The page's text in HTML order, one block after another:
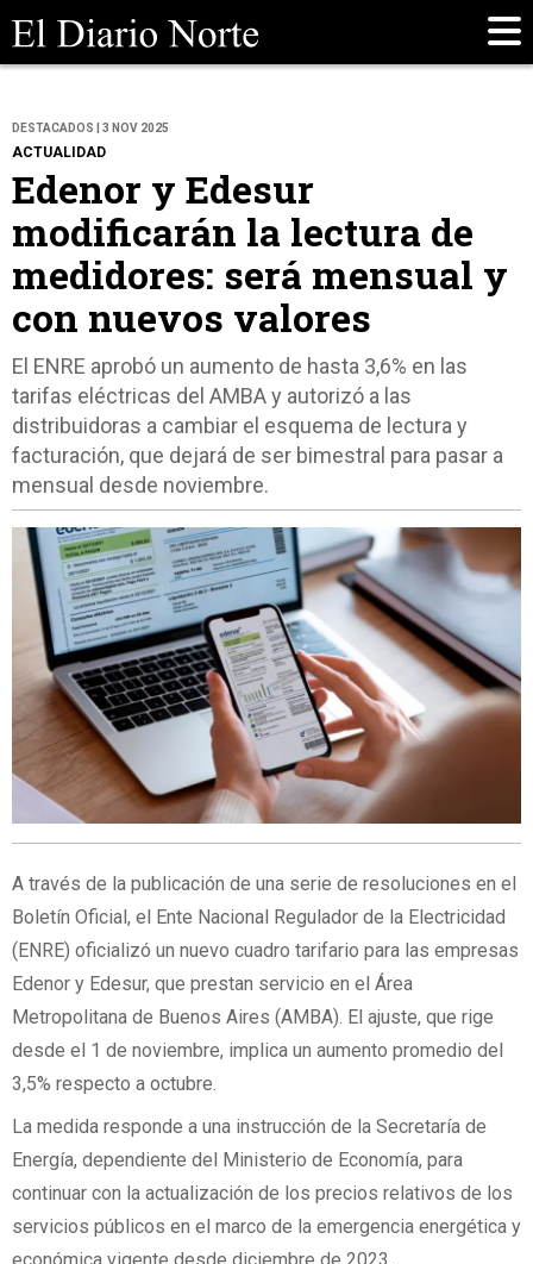
DESTACADOS | 3 NOV 2025
ACTUALIDAD
Edenor y Edesur
modificarán la lectura de
medidores: será mensual y
con nuevos valores
El ENRE aprobó un aumento de hasta 3,6% en las
tarifas eléctricas del AMBA y autorizó a las
distribuidoras a cambiar el esquema de lectura y
facturación, que dejará de ser bimestral para pasar a
mensual desde noviembre.
A través de la publicación de una serie de resoluciones en el
Boletín Oficial, el Ente Nacional Regulador de la Electricidad
(ENRE) oficializó un nuevo cuadro tarifario para las empresas
Edenor y Edesur, que prestan servicio en el Área
Metropolitana de Buenos Aires (AMBA). El ajuste, que rige
desde el 1 de noviembre, implica un aumento promedio del
3,5% respecto a octubre.
La medida responde a una instrucción de la Secretaría de
Energía, dependiente del Ministerio de Economía, para
continuar con la actualización de los precios relativos de los
servicios públicos en el marco de la emergencia energética y
económica vigente desde diciembre de 2023.